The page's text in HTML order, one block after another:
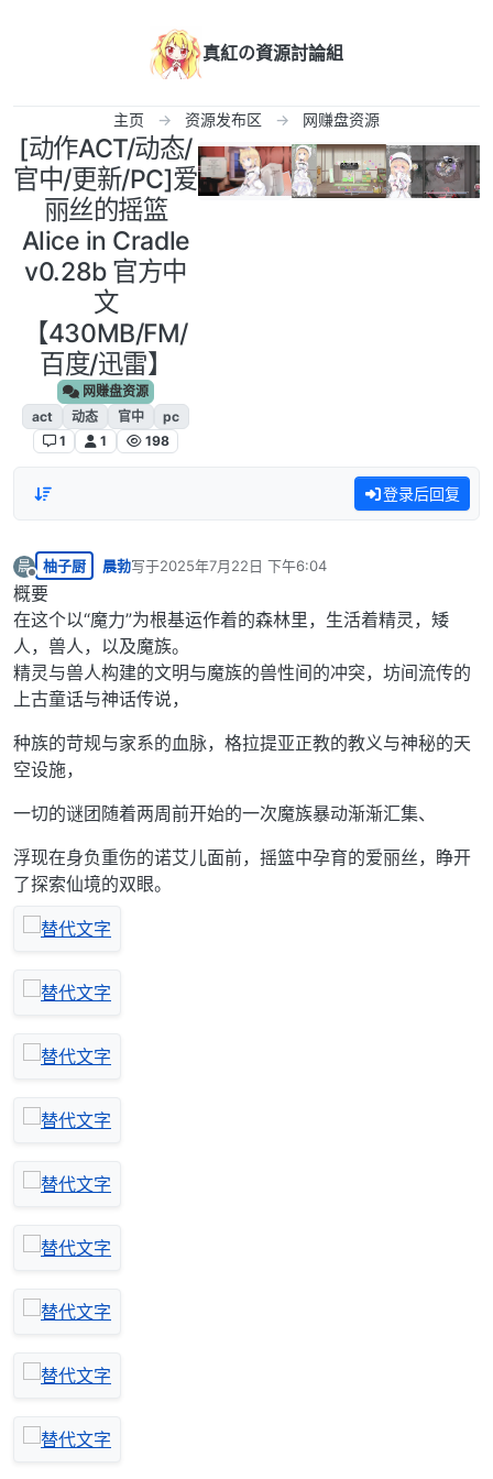
真紅の資源討論組
主页 资源发布区 网赚盘资源
[动作ACT/动态/
官中/更新/PC]爱
丽丝的摇篮
Alice in Cradle
v0.28b 官方中
文
【430MB/FM/
百度/迅雷】
网赚盘资源
act
动态 官中
pc
1
1 198
登录后回复
晨
离线
柚子厨 晨勃写于2025年7月22日 下午6:04
最后由 编辑
概要
在这个以“魔力”为根基运作着的森林里，生活着精灵，矮
人，兽人，以及魔族。
精灵与兽人构建的文明与魔族的兽性间的冲突，坊间流传的
上古童话与神话传说，
种族的苛规与家系的血脉，格拉提亚正教的教义与神秘的天
空设施，
一切的谜团随着两周前开始的一次魔族暴动渐渐汇集、
浮现在身负重伤的诺艾儿面前，摇篮中孕育的爱丽丝，睁开
了探索仙境的双眼。